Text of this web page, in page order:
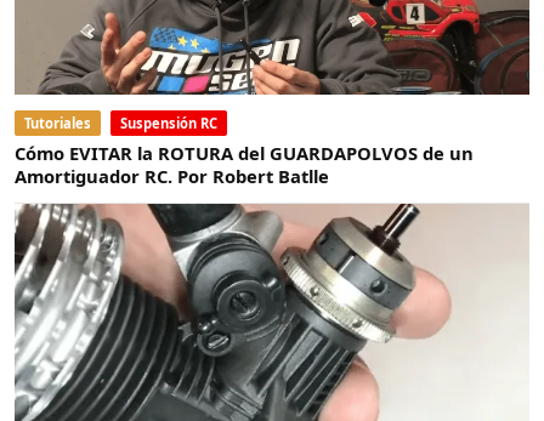
Tutoriales Suspensión RC
Cómo EVITAR la ROTURA del GUARDAPOLVOS de un
Amortiguador RC. Por Robert Batlle